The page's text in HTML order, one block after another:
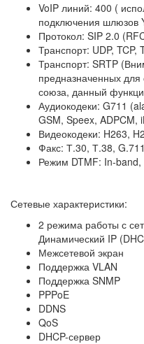
VoIP линий: 400 (
подключения шлюзов
Протокол: SIP 2.0
Транспорт: UDP, TCP,
Транспорт: SRTP
предназначенных для
союза, данный
Аудиокодеки: G711
GSM, Speex, ADPCM,
Видеокодеки: H263,
Факс: Т.30, Т.38,
Режим DTMF: In-
Сетевые характеристики:
2 режима работы с
Динамический IP
Межсетевой экран
Поддержка VLAN
Поддержка SNMP
PPPoE
DDNS
QoS
DHCP-сервер